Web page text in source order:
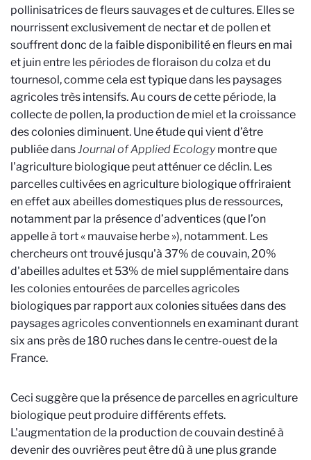
pollinisatrices de fleurs sauvages et de cultures. Elles se
nourrissent exclusivement de nectar et de pollen et
souffrent donc de la faible disponibilité en fleurs en mai
et juin entre les périodes de floraison du colza et du
tournesol, comme cela est typique dans les paysages
agricoles très intensifs. Au cours de cette période, la
collecte de pollen, la production de miel et la croissance
des colonies diminuent. Une étude qui vient d’être
publiée dansJournal of Applied Ecologymontre que
l'agriculture biologique peut atténuer ce déclin. Les
parcelles cultivées en agriculture biologique offriraient
en effet aux abeilles domestiques plus de ressources,
notamment par la présence d’adventices (que l’on
appelle à tort « mauvaise herbe »), notamment. Les
chercheurs ont trouvé jusqu'à 37% de couvain, 20%
d'abeilles adultes et 53% de miel supplémentaire dans
les colonies entourées de parcelles agricoles
biologiques par rapport aux colonies situées dans des
paysages agricoles conventionnels en examinant durant
six ans près de 180 ruches dans le centre-ouest de la
France.
Ceci suggère que la présence de parcelles en agriculture
biologique peut produire différents effets.
L'augmentation de la production de couvain destiné à
devenir des ouvrières peut être dû à une plus grande